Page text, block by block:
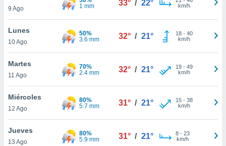
más
nuestra
y
de
disponible
9 Ago
1 mm
33° / 22°
km/h
Lunes
10 Ago
50%
3.6 mm
32° / 21° 18- 40
km/h
Martes
11 Ago
70%
2.4 mm
32° / 21° 19- 49
km/h
Miércoles
12 Ago
80%
5.7 mm
31° / 21° 15- 38
km/h
Jueves
13 Ago
80%
5.9 mm
31° / 21° 8- 23
km/h